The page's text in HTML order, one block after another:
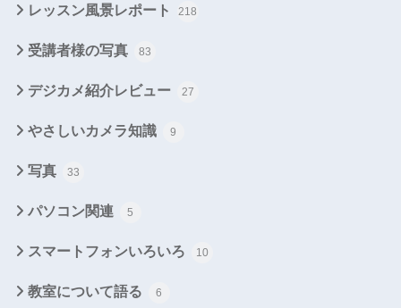
レッスン風景レポート 218
受講者様の写真 83
デジカメ紹介レビュー 27
やさしいカメラ知識 9
写真 33
パソコン関連 5
スマートフォンいろいろ 10
教室について語る 6